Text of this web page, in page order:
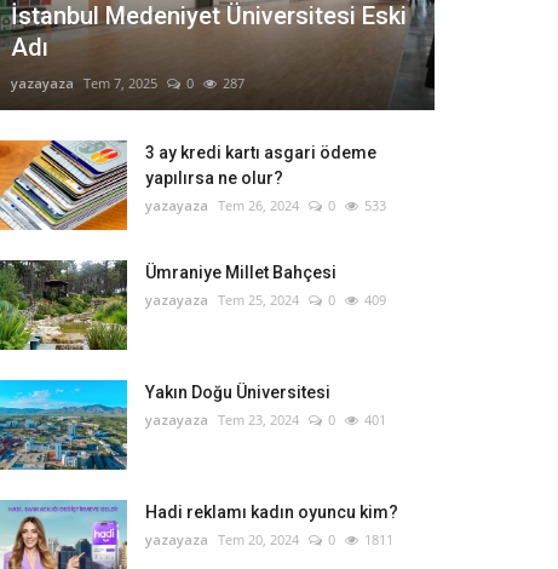
İstanbul Medeniyet Üniversitesi Eski
Adı
yazayaza Tem 7, 2025 0 287
3 ay kredi kartı asgari ödeme
yapılırsa ne olur?
yazayaza Tem 26, 2024 0 533
Ümraniye Millet Bahçesi
yazayaza Tem 25, 2024 0 409
Yakın Doğu Üniversitesi
yazayaza Tem 23, 2024 0 401
Hadi reklamı kadın oyuncu kim?
yazayaza Tem 20, 2024 0 1811